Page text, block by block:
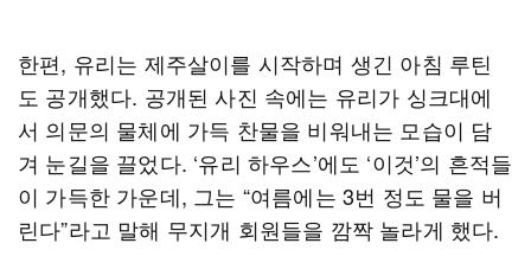
한편, 유리는 제주살이를 시작하며 생긴 아침 루틴
도 공개했다. 공개된 사진 속에는 유리가 싱크대에
서 의문의 물체에 가득 찬물을 비워내는 모습이 담
겨 눈길을 끌었다. ‘유리 하우스’에도 ‘이것’의 흔적들
이 가득한 가운데, 그는 “여름에는 3번 정도 물을 버
린다”라고 말해 무지개 회원들을 깜짝 놀라게 했다.